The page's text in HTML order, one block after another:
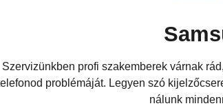
Szervizünkben profi szakemberek várnak
problémáját. Legyen szó
nálunk